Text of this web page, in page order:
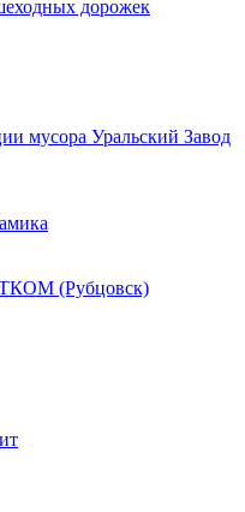
дорожек
мусора Уральский Завод
(Рубцовск)